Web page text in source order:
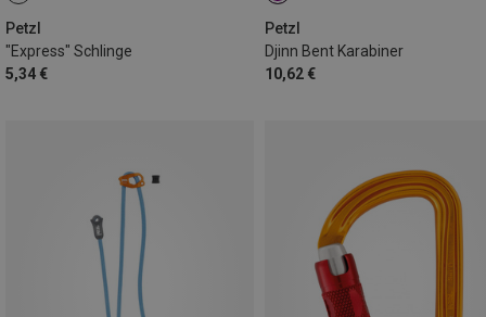
Petzl
"Express" Schlinge
5,34 €
Petzl
Djinn Bent Karabiner
10,62 €